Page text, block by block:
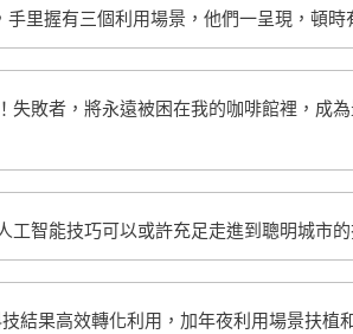
里握有三個利用場景，他們一呈現，頓時
失敗者，將永遠被困在我的咖啡館裡，成
工智能技巧可以或許充足走進到聰明城市的
結果高效轉化利用，加年夜利用場景扶植